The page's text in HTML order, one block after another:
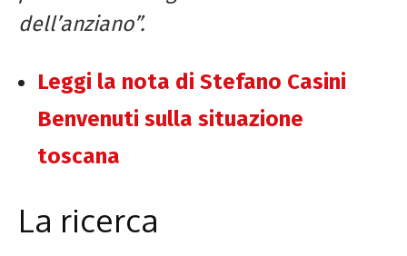
dell’anziano”.
Leggi la nota di Stefano Casini
Benvenuti sulla situazione
toscana
La ricerca